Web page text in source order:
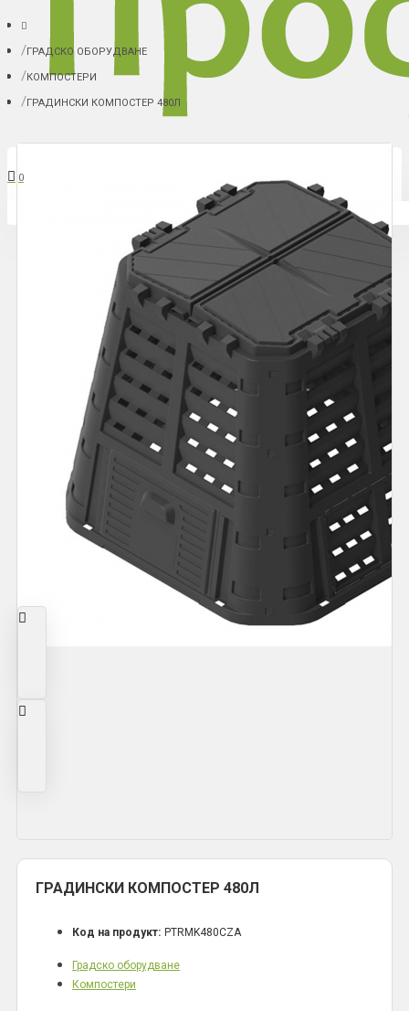
0
ГРАДСКО ОБОРУДВАНЕ
КОМПОСТЕРИ
ГРАДИНСКИ КОМПОСТЕР 480Л
ГРАДИНСКИ КОМПОСТЕР 480Л
Код на продукт: PTRMK480CZA
Градско оборудване
Компостери